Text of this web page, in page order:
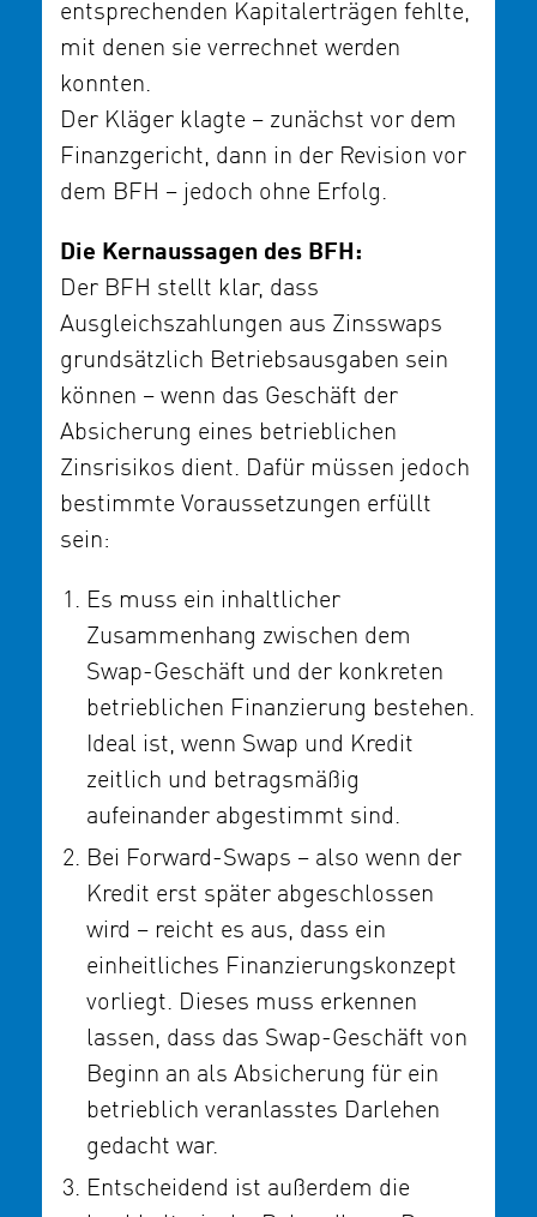
entsprechenden Kapitalerträgen fehlte,
mit denen sie verrechnet werden
konnten.
Der Kläger klagte – zunächst vor dem
Finanzgericht, dann in der Revision vor
dem BFH – jedoch ohne Erfolg.
Die Kernaussagen des BFH:
Der BFH stellt klar, dass
Ausgleichszahlungen aus Zinsswaps
grundsätzlich Betriebsausgaben sein
können – wenn das Geschäft der
Absicherung eines betrieblichen
Zinsrisikos dient. Dafür müssen jedoch
bestimmte Voraussetzungen erfüllt
sein:
Es muss ein inhaltlicher
Zusammenhang zwischen dem
Swap-Geschäft und der konkreten
betrieblichen Finanzierung bestehen.
Ideal ist, wenn Swap und Kredit
zeitlich und betragsmäßig
aufeinander abgestimmt sind.
Bei Forward-Swaps – also wenn der
Kredit erst später abgeschlossen
wird – reicht es aus, dass ein
einheitliches Finanzierungskonzept
vorliegt. Dieses muss erkennen
lassen, dass das Swap-Geschäft von
Beginn an als Absicherung für ein
betrieblich veranlasstes Darlehen
gedacht war.
Entscheidend ist außerdem die